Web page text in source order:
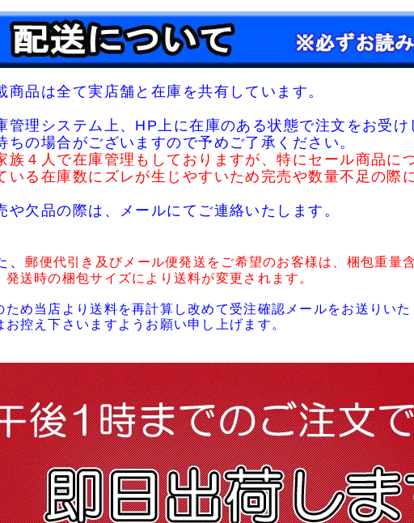
商品は全て実店舗と在庫を共有しています。
管理システム上、HP上に在庫のある状態で注文をお受け
ちの場合がございますので予めご了承ください。
４人で在庫管理もしておりますが、特にセール商品に
いる在庫数にズレが生じやすいため完売や数量不足の際
や欠品の際は、メールにてご連絡いたします。
、郵便代引き及びメール便発送をご希望のお客様は、梱包重量
発送時の梱包サイズにより送料が変更されます。
ため当店より送料を再計算し改めて受注確認メールをお送りい
お控え下さいますようお願い申し上げます。